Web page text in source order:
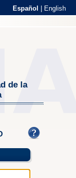
Español English
de la